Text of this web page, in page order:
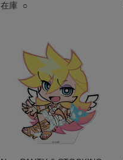
在庫 ○